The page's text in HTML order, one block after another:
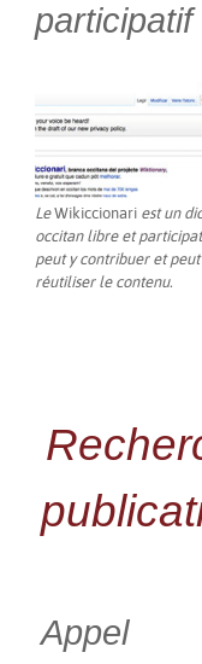
participatif
LeWikiccionari est un
occitan libre et
peut y contribuer et peut
réutiliser le contenu.